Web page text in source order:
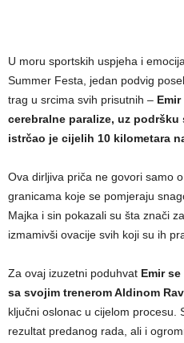
U moru sportskih uspjeha i
Summer Festa, jedan podvig
trag u srcima svih prisutnih –
cerebralne paralize, uz podršku
istrčao je cijelih 10 kilometara
Ova dirljiva priča ne govori samo
granicama koje se pomjeraju
Majka i sin pokazali su šta znači
izmamivši ovacije svih koji su ih
Za ovaj izuzetni poduhvat Emir
sa svojim trenerom Aldinom
ključni oslonac u cijelom procesu.
rezultat predanog rada, ali i